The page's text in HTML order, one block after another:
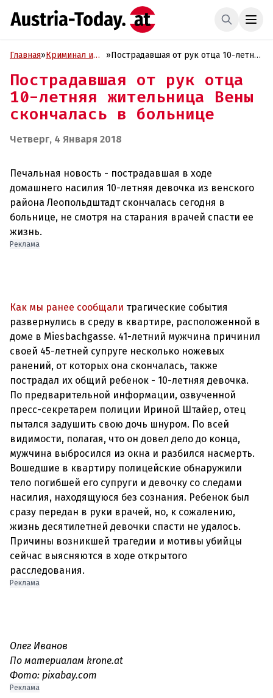
Главная»Криминал и
»Пострадавшая от рук отца 10-летняя
больнице
Пострадавшая от рук отца
10-летняя жительница Вены
скончалась в больнице
Четверг, 4 Января 2018
Печальная новость - пострадавшая в ходе
домашнего насилия 10-летняя девочка из венского
района Леопольдштадт скончалась сегодня в
больнице, не смотря на старания врачей спасти ее
Реклама
Как мы ранее сообщали трагические события
развернулись в среду в квартире, расположенной в
доме в Miesbachgasse. 41-летний мужчина причинил
своей 45-летней супруге несколько ножевых
ранений, от которых она скончалась, также
пострадал их общий ребенок - 10-летняя девочка.
По предварительной информации, озвученной
пресс-секретарем полиции Ириной Штайер, отец
пытался задушить свою дочь шнуром. По всей
видимости, полагая, что он довел дело до конца,
мужчина выбросился из окна и разбился насмерть.
Вошедшие в квартиру полицейские обнаружили
тело погибшей его супруги и девочку со следами
насилия, находящуюся без сознания. Ребенок был
сразу передан в руки врачей, но, к сожалению,
жизнь десятилетней девочки спасти не удалось.
Причины возникшей трагедии и мотивы убийцы
сейчас выясняются в ходе открытого
Реклама
Олег Иванов
По материалам krone.at
Фото: pixabay.com
Реклама